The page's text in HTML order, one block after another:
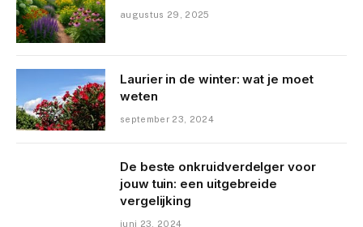
augustus 29, 2025
Laurier in de winter: wat je moet
weten
september 23, 2024
De beste onkruidverdelger voor
jouw tuin: een uitgebreide
vergelijking
juni 23, 2024